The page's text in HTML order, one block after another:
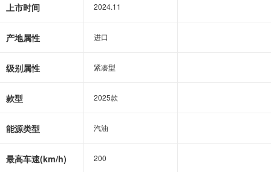
上市时间 2024.11
产地属性 进口
级别属性 紧凑型
款型 2025款
能源类型 汽油
最高车速(km/h) 200
2024.11
进口
紧凑型
2025款
汽油
200